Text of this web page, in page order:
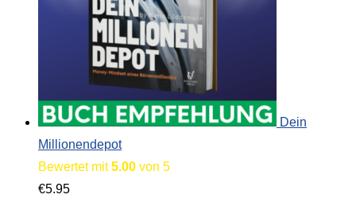
Dein
Millionendepot
Bewertet mit5.00 von 5
€5.95